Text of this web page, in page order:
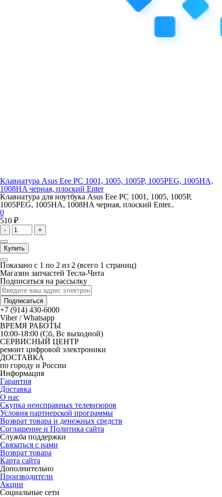
Клавиатура Asus Eee PC 1001, 1005, 1005P, 1005PEG, 1005HA,
1008HA черная, плоский Enter
Клавиатура для ноутбука Asus Eee PC 1001, 1005, 1005P,
1005PEG, 1005HA, 1008HA черная, плоский Enter..
0
510 ₽
- +
Купить
Показано с 1 по 2 из 2 (всего 1 страниц)
Магазин запчастей Тесла-Чита
Подписаться на рассылку
Подписаться
+7 (914) 430-6000
Viber / Whatsapp
ВРЕМЯ РАБОТЫ
10:00-18:00 (Сб, Вс выходной)
СЕРВИСНЫЙ ЦЕНТР
ремонт цифровой электроники
ДОСТАВКА
по городу и России
Информация
Гарантия
Доставка
О нас
Скупка неисправных телевизоров
Условия партнерской программы
Возврат товара и денежных средств
Соглашение и Политика сайта
Служба поддержки
Связаться с нами
Возврат товара
Карта сайта
Дополнительно
Производители
Акции
Социальные сети